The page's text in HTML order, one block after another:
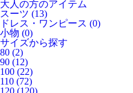
大人の方のアイテム
スーツ (13)
ドレス・ワンピース (0)
小物 (0)
サイズから探す
80 (2)
90 (12)
100 (22)
110 (72)
120 (120)